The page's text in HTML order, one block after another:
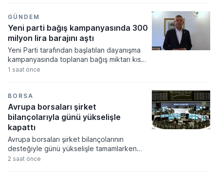
seyretmesi beklenirken, Marmara'nın
kuzeyi ile Karadeniz kıyılarında yerel yağış
geçişlerinin görülebileceği tahmin ediliyor.
GÜNDEM
Yeni parti bağış kampanyasında 300
milyon lira barajını aştı
Yeni Parti tarafından başlatılan dayanışma
kampanyasında toplanan bağış miktarı kısa
sürede 300 milyon lira barajını aşarak
siyasi oluşum, dokuz günlük süreçte
ulaşılan rakamları ve bağışçı sayısını
kamuoyuyla paylaştı.
1 saat önce
BORSA
Avrupa borsaları şirket
bilançolarıyla günü yükselişle
kapattı
Avrupa borsaları şirket bilançolarının
desteğiyle günü yükselişle tamamlarken
yatırımcılar ekonomik verilere odaklandı.
2 saat önce